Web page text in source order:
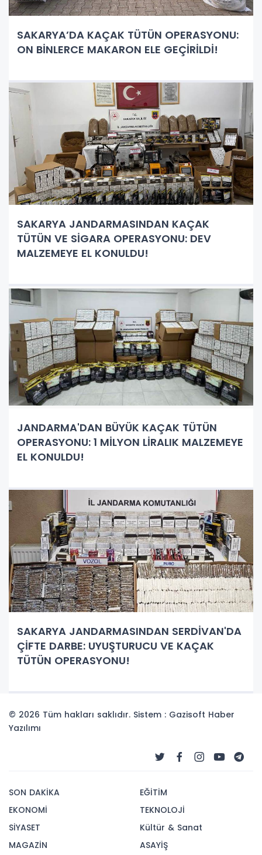
SAKARYA’DA KAÇAK TÜTÜN OPERASYONU:
ON BİNLERCE MAKARON ELE GEÇİRİLDİ!
SAKARYA JANDARMASINDAN KAÇAK
TÜTÜN VE SİGARA OPERASYONU: DEV
MALZEMEYE EL KONULDU!
JANDARMA'DAN BÜYÜK KAÇAK TÜTÜN
OPERASYONU: 1 MİLYON LİRALIK MALZEMEYE
EL KONULDU!
SAKARYA JANDARMASINDAN SERDİVAN'DA
ÇİFTE DARBE: UYUŞTURUCU VE KAÇAK
TÜTÜN OPERASYONU!
© 2026 Tüm hakları saklıdır. Sistem : Gazisoft Haber
Yazılımı
SON DAKİKA
EKONOMİ
SİYASET
MAGAZİN
EĞİTİM
TEKNOLOJİ
Kültür & Sanat
ASAYİŞ